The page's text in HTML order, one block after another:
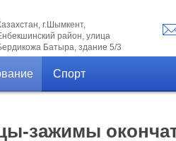
г.Шымкент,
район, улица
Батыра, здание 5/3
Спорт
зажимы